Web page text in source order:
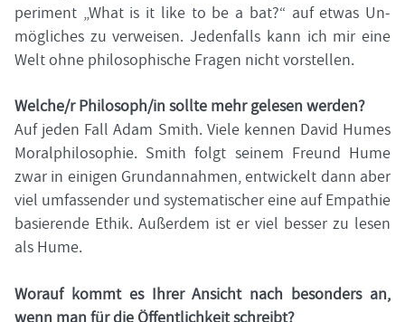
pe­ri­ment „What is it like to be a bat?“ auf etwas Un­
mög­li­ches zu ver­wei­sen. Je­den­falls kann ich mir eine
Welt ohne phi­lo­so­phi­sche Fra­gen nicht vor­stel­len.
Wel­che/r Phi­lo­soph/in soll­te mehr ge­le­sen wer­den?
Auf jeden Fall Adam Smith. Viele ken­nen David Humes
Mo­ral­phi­lo­so­phie. Smith folgt sei­nem Freund Hume
zwar in ei­ni­gen Grund­an­nah­men, ent­wi­ckelt dann aber
viel um­fas­sen­der und sys­te­ma­ti­scher eine auf Em­pa­thie
ba­sie­ren­de Ethik. Au­ßer­dem ist er viel bes­ser zu lesen
als Hume.
Wor­auf kommt es Ihrer An­sicht nach be­son­ders an,
wenn man für die Öf­fent­lich­keit schreibt?